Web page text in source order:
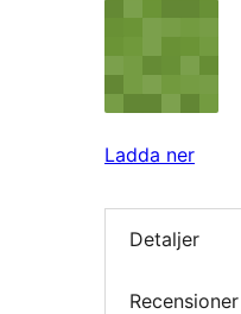
Ladda ner
Detaljer
Recensioner